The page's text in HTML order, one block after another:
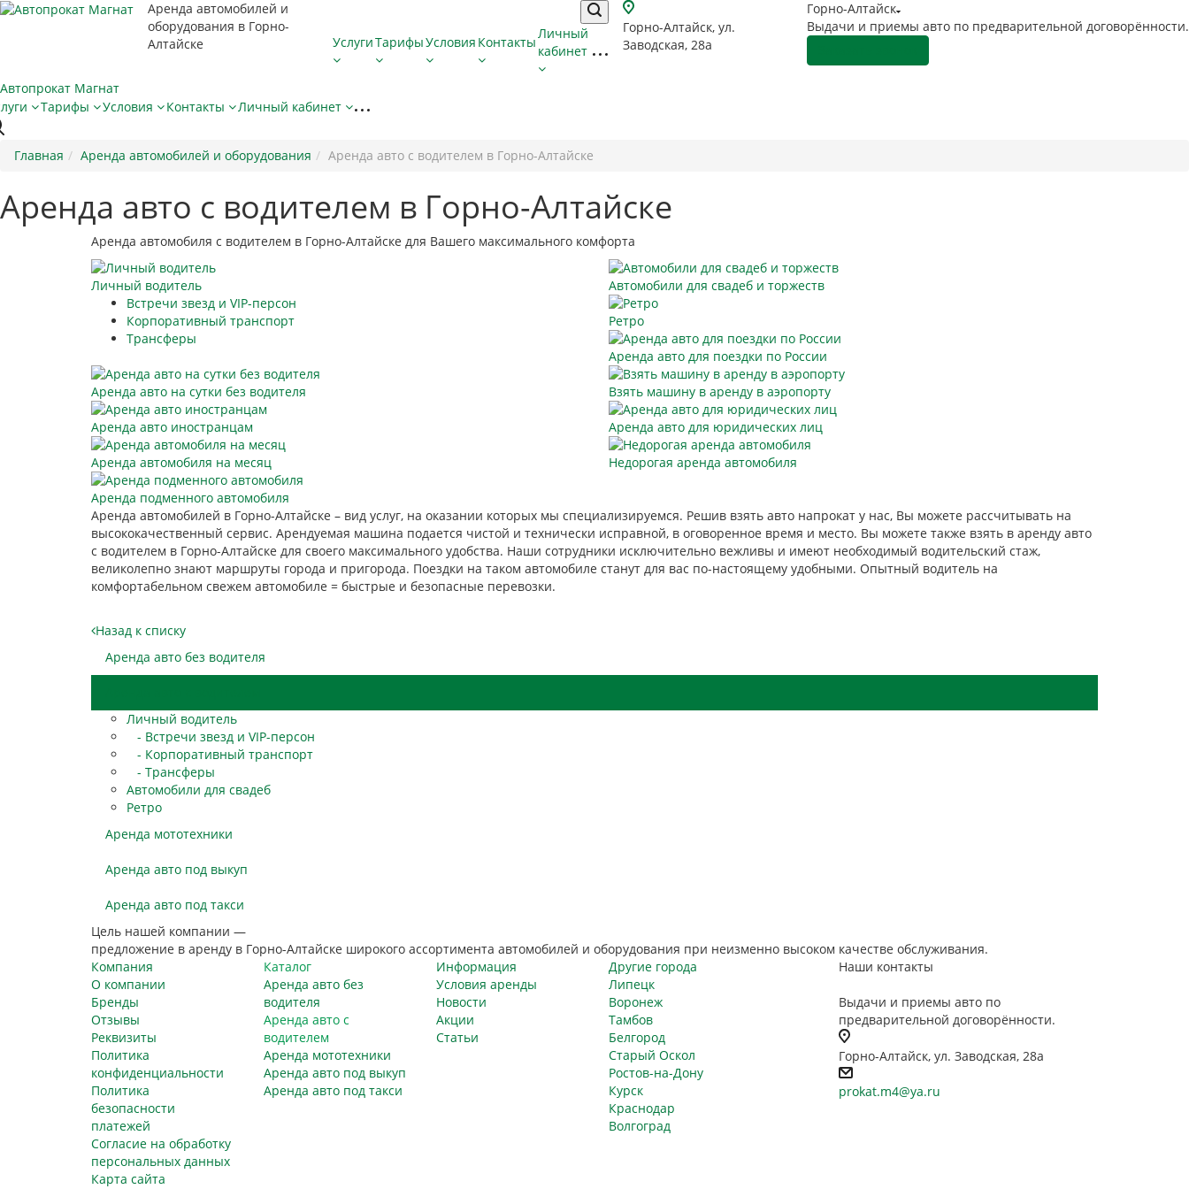
Аренда автомобилей и
оборудования в Горно-
Алтайске
Горно-Алтайск
Выдачи и приемы авто по предварительной договорённости.
Горно-Алтайск, ул.
Заводская, 28а
УслугиТарифыУсловия Контакты
Личный
кабинет
Тарифы Условия Контакты Личный кабинет
Главная Аренда автомобилей и оборудования Аренда авто с водителем в Горно-Алтайске
Аренда авто с водителем в Горно-Алтайске
Аренда автомобиля с водителем в Горно-Алтайске для Вашего максимального комфорта
Личный водитель
Встречи звезд и VIP-персон
Корпоративный транспорт
Трансферы
Автомобили для свадеб и торжеств
Ретро
Аренда авто для поездки по России
Аренда авто на сутки без водителя Взять машину в аренду в аэропорту
Аренда авто иностранцам Аренда авто для юридических лиц
Аренда автомобиля на месяц Недорогая аренда автомобиля
Аренда подменного автомобиля
Аренда автомобилей в Горно-Алтайске – вид услуг, на оказании которых мы специализируемся. Решив взять авто напрокат у нас, Вы можете рассчитывать на
высококачественный сервис. Арендуемая машина подается чистой и технически исправной, в оговоренное время и место. Вы можете также взять в аренду авто
с водителем в Горно-Алтайске для своего максимального удобства. Наши сотрудники исключительно вежливы и имеют необходимый водительский стаж,
великолепно знают маршруты города и пригорода. Поездки на таком автомобиле станут для вас по-настоящему удобными. Опытный водитель на
комфортабельном свежем автомобиле = быстрые и безопасные перевозки.
Назад к списку
Аренда авто без водителя
Личный водитель
- Встречи звезд и VIP-персон
- Корпоративный транспорт
- Трансферы
Автомобили для свадеб
Ретро
Аренда мототехники
Аренда авто под выкуп
Аренда авто под такси
Цель нашей компании —
предложение в аренду в Горно-Алтайске широкого ассортимента автомобилей и оборудования при неизменно высоком качестве обслуживания.
Компания
О компании
Бренды
Отзывы
Реквизиты
Политика
конфиденциальности
Политика
безопасности
платежей
Согласие на обработку
персональных данных
Каталог
Аренда авто без
водителя
Аренда авто с
водителем
Аренда мототехники
Аренда авто под выкуп
Аренда авто под такси
Информация
Условия аренды
Новости
Акции
Статьи
Другие города
Липецк
Воронеж
Тамбов
Белгород
Старый Оскол
Ростов-на-Дону
Курск
Краснодар
Волгоград
Наши контакты
Выдачи и приемы авто по
предварительной договорённости.
Горно-Алтайск, ул. Заводская, 28а
prokat.m4@ya.ru
Карта сайта